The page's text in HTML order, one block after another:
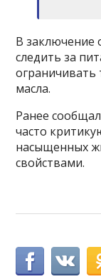
В заключение
следить за
ограничивать
масла.
Ранее
часто
насыщенных
свойствами.